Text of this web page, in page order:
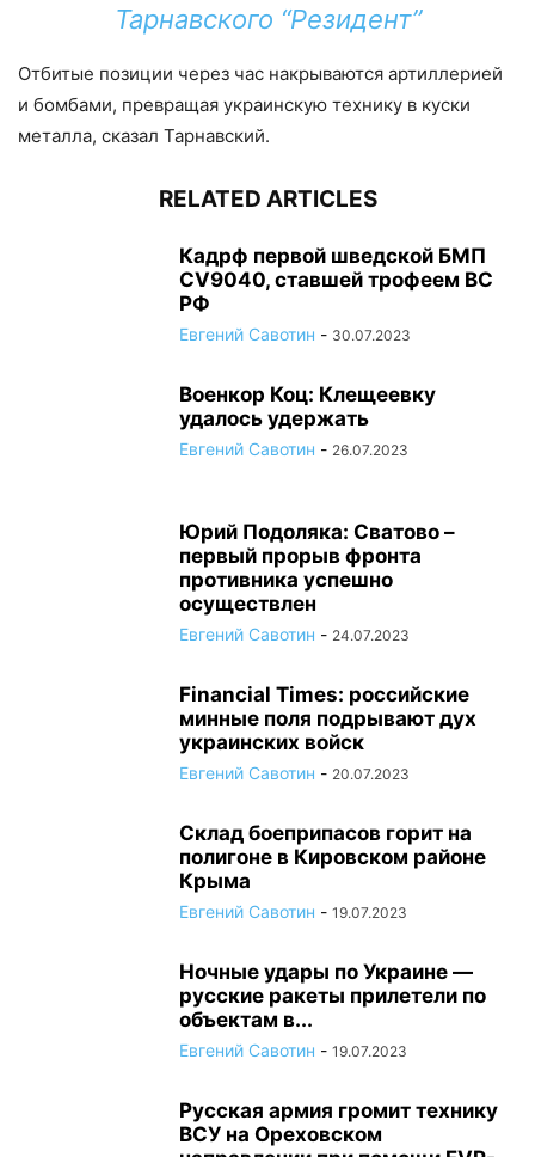
Тарнавского “Резидент”
Отбитые позиции через час накрываются артиллерией
и бомбами, превращая украинскую технику в куски
металла, сказал Тарнавский.
RELATED ARTICLES
Кадрф первой шведской БМП
CV9040, ставшей трофеем ВС
РФ
Евгений Савотин - 30.07.2023
Военкор Коц: Клещеевку
удалось удержать
Евгений Савотин - 26.07.2023
Юрий Подоляка: Сватово –
первый прорыв фронта
противника успешно
осуществлен
Евгений Савотин - 24.07.2023
Financial Times: российские
минные поля подрывают дух
украинских войск
Евгений Савотин - 20.07.2023
Склад боеприпасов горит на
полигоне в Кировском районе
Крыма
Евгений Савотин - 19.07.2023
Ночные удары по Украине —
русские ракеты прилетели по
объектам в...
Евгений Савотин - 19.07.2023
Русская армия громит технику
ВСУ на Ореховском